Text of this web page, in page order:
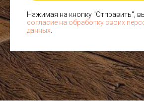
Нажимая на кнопку "Отправить",
согласие на обработку своих
данных